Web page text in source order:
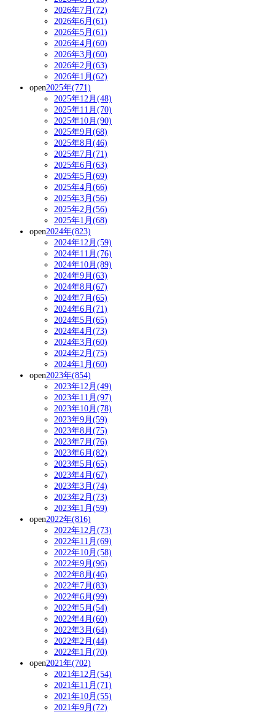
2026年7月(72)
2026年6月(61)
2026年5月(61)
2026年4月(60)
2026年3月(60)
2026年2月(63)
2026年1月(62)
open2025年(771)
2025年12月(48)
2025年11月(70)
2025年10月(90)
2025年9月(68)
2025年8月(46)
2025年7月(71)
2025年6月(63)
2025年5月(69)
2025年4月(66)
2025年3月(56)
2025年2月(56)
2025年1月(68)
open2024年(823)
2024年12月(59)
2024年11月(76)
2024年10月(89)
2024年9月(63)
2024年8月(67)
2024年7月(65)
2024年6月(71)
2024年5月(65)
2024年4月(73)
2024年3月(60)
2024年2月(75)
2024年1月(60)
open2023年(854)
2023年12月(49)
2023年11月(97)
2023年10月(78)
2023年9月(59)
2023年8月(75)
2023年7月(76)
2023年6月(82)
2023年5月(65)
2023年4月(67)
2023年3月(74)
2023年2月(73)
2023年1月(59)
open2022年(816)
2022年12月(73)
2022年11月(69)
2022年10月(58)
2022年9月(96)
2022年8月(46)
2022年7月(83)
2022年6月(99)
2022年5月(54)
2022年4月(60)
2022年3月(64)
2022年2月(44)
2022年1月(70)
open2021年(702)
2021年12月(54)
2021年11月(71)
2021年10月(55)
2021年9月(72)